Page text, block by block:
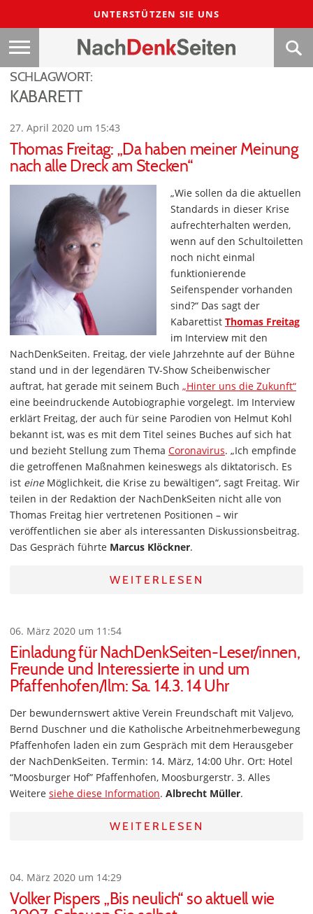
UNTERSTÜTZEN SIE UNS
SCHLAGWORT:
KABARETT
27. April 2020 um 15:43
Thomas Freitag: „Da haben meiner Meinung
nach alle Dreck am Stecken“
„Wie sollen da die aktuellen
Standards in dieser Krise
aufrechterhalten werden,
wenn auf den Schultoiletten
noch nicht einmal
funktionierende
Seifenspender vorhanden
sind?“ Das sagt der
Kabarettist Thomas Freitag
im Interview mit den
NachDenkSeiten. Freitag, der viele Jahrzehnte auf der Bühne
stand und in der legendären TV-Show Scheibenwischer
auftrat, hat gerade mit seinem Buch „Hinter uns die Zukunft“
eine beeindruckende Autobiographie vorgelegt. Im Interview
erklärt Freitag, der auch für seine Parodien von Helmut Kohl
bekannt ist, was es mit dem Titel seines Buches auf sich hat
und bezieht Stellung zum Thema Coronavirus. „Ich empfinde
die getroffenen Maßnahmen keineswegs als diktatorisch. Es
ist eineMöglichkeit, die Krise zu bewältigen“, sagt Freitag. Wir
teilen in der Redaktion der NachDenkSeiten nicht alle von
Thomas Freitag hier vertretenen Positionen – wir
veröffentlichen sie aber als interessanten Diskussionsbeitrag.
Das Gespräch führte Marcus Klöckner.
WEITERLESEN
06. März 2020 um 11:54
Einladung für NachDenkSeiten-Leser/innen,
Freunde und Interessierte in und um
Pfaffenhofen/Ilm: Sa. 14.3. 14 Uhr
Der bewundernswert aktive Verein Freundschaft mit Valjevo,
Bernd Duschner und die Katholische Arbeitnehmerbewegung
Pfaffenhofen laden ein zum Gespräch mit dem Herausgeber
der NachDenkSeiten. Termin: 14. März, 14:00 Uhr. Ort: Hotel
“Moosburger Hof” Pfaffenhofen, Moosburgerstr. 3. Alles
Weitere siehe diese Information. Albrecht Müller.
WEITERLESEN
04. März 2020 um 14:29
Volker Pispers „Bis neulich“ so aktuell wie